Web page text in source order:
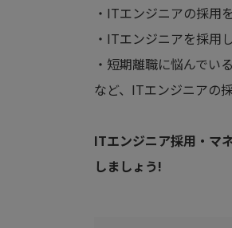
・ITエンジニアの採用
・ITエンジニアを採用
・短期離職に悩んでい
など、ITエンジニアの
ITエンジニア採用・マ
しましょう!